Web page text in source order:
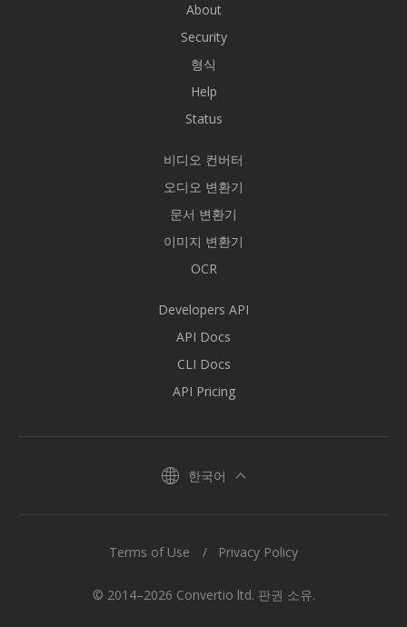
About
Security
형식
Help
Status
비디오 컨버터
오디오 변환기
문서 변환기
이미지 변환기
OCR
Developers API
API Docs
CLI Docs
API Pricing
한국어
© 2014–2026 Convertio ltd. 판권 소유.
Terms of Use Privacy Policy